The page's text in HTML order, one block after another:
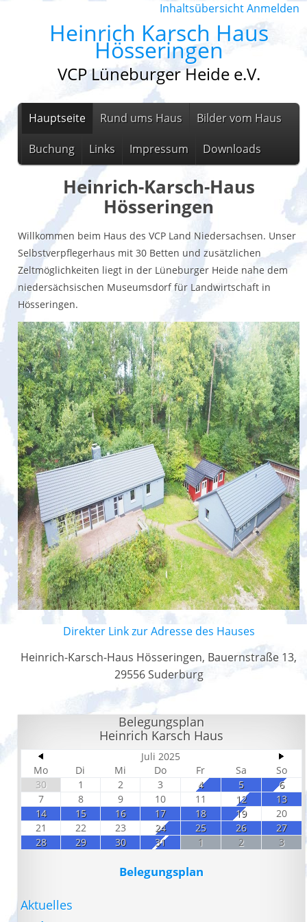
InhaltsübersichtAnmelden
Heinrich Karsch Haus
Hösseringen
VCP Lüneburger Heide e.V.
Hauptseite Rund ums Haus Bilder vom Haus
Buchung Links Impressum Downloads
Heinrich-Karsch-Haus
Hösseringen
Willkommen beim Haus des VCP Land Niedersachsen. Unser
Selbstverpflegerhaus mit 30 Betten und zusätzlichen
Zeltmöglichkeiten liegt in der Lüneburger Heide nahe dem
niedersächsischen Museumsdorf für Landwirtschaft in
Hösseringen.
Direkter Link zur Adresse des Hauses
Heinrich-Karsch-Haus Hösseringen, Bauernstraße 13,
29556 Suderburg
Belegungsplan
Heinrich Karsch Haus
Juli 2025
Mo
Di Mi Do Fr Sa
So
30
1 2 3 4 5
6
7
8 9 10 11 12
13
14
15 16 17 18 19
20
21
22 23 24 25 26
27
28
29 30 31 1 2 3
Belegungsplan
Aktuelles